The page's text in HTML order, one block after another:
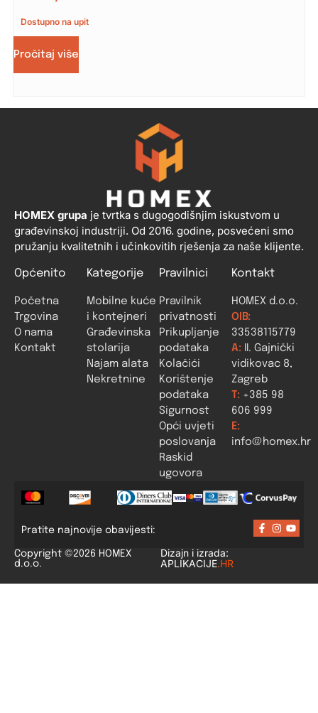
Dostupno na upit
Pročitaj više
HOMEX grupa je tvrtka s dugogodišnjim iskustvom u
građevinskoj industriji. Od 2016. godine, posvećeni smo
pružanju kvalitetnih i učinkovitih rješenja za naše klijente.
Općenito
Početna
Trgovina
O nama
Kontakt
Kategorije
Mobilne kuće
i kontejneri
Građevinska
stolarija
Najam alata
Nekretnine
Pravilnici
Pravilnik
privatnosti
Prikupljanje
podataka
Kolačići
Korištenje
podataka
Sigurnost
Opći uvjeti
poslovanja
Raskid
ugovora
Kontakt
HOMEX d.o.o.
OIB:
33538115779
A: II. Gajnički
vidikovac 8,
Zagreb
T: +385 98
606 999
E:
info@homex.hr
Pratite najnovije obavijesti:
Copyright ©2026 HOMEX
d.o.o.
Dizajn i izrada:
APLIKACIJE.HR